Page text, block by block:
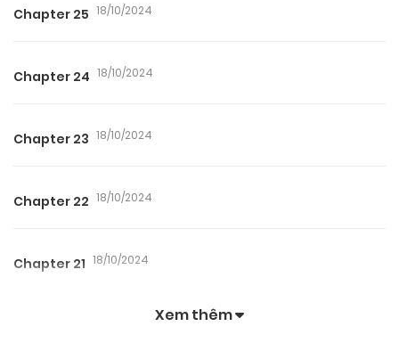
Chapter 25 18/10/2024
Chapter 24 18/10/2024
Chapter 23 18/10/2024
Chapter 22 18/10/2024
Chapter 21 18/10/2024
Xem thêm